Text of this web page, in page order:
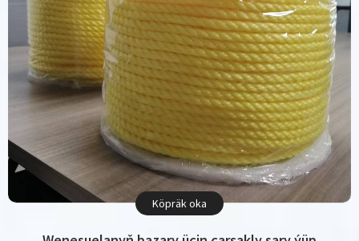
Köpräk oka